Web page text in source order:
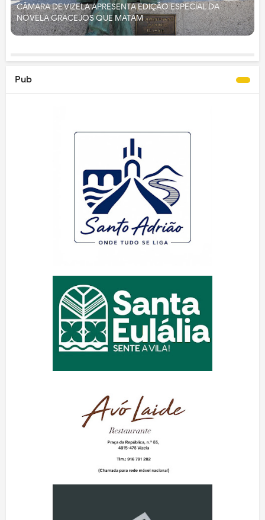
CÂMARA DE VIZELA APRESENTA EDIÇÃO ESPECIAL DA
NOVELA GRACEJOS QUE MATAM
Pub